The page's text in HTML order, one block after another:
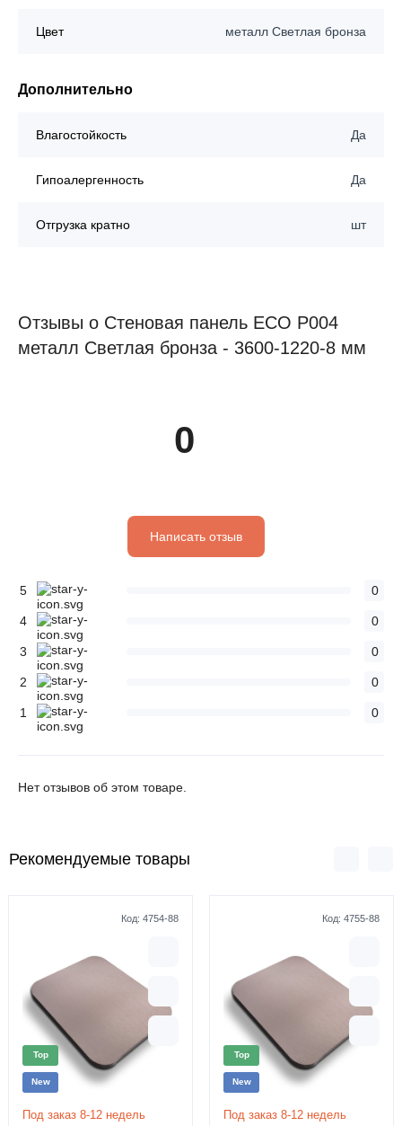
Цвет металл Светлая бронза
Дополнительно
Влагостойкость Да
Гипоалергенность Да
Отгрузка кратно шт
Отзывы о Стеновая панель ECO P004
металл Светлая бронза - 3600-1220-8 мм
0
Написать отзыв
5 0
4 0
3 0
2 0
1 0
Нет отзывов об этом товаре.
Рекомендуемые товары
Код: 4754-88
Top
New
Под заказ 8-12 недель
Код: 4755-88
Top
New
Под заказ 8-12 недель